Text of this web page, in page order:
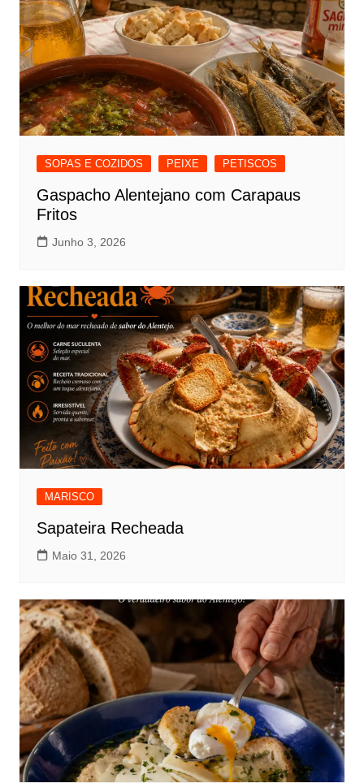
SOPAS E COZIDOS PEIXE PETISCOS
Gaspacho Alentejano com Carapaus
Fritos
Junho 3, 2026
MARISCO
Sapateira Recheada
Maio 31, 2026